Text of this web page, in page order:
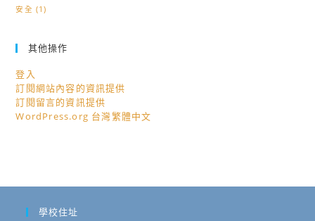
安全 (1)
其他操作
登入
訂閱網站內容的資訊提供
訂閱留言的資訊提供
WordPress.org 台灣繁體中文
學校住址